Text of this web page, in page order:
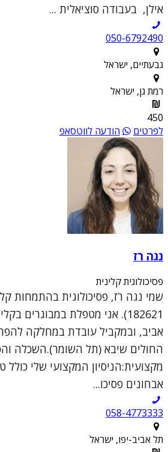
אילן, בעבודה סוציאלית ...
050-6792490
גבעתיים, ישראל
רמת גן, ישראל
450
לפרטים
הודעה לווטסאפ
נגה רז
פסיכולוגית קלינית
182621). אני מטפלת במבוגרים
אביב, ובמקביל עובדת במחלקה
החולים שיבא (תל השומר).השכלה
מקצועית:הניסיון המקצועי שלי כולל
אבחונים פסיכו...
058-4773333
תל אביב-יפו, ישראל